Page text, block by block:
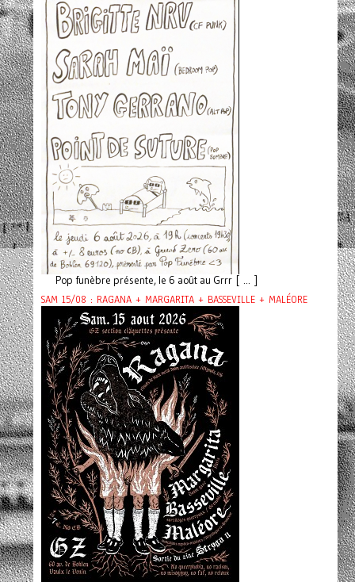
Pop funèbre présente, le 6 août au Grrr [ ... ]
SAM 15/08 : RAGANA + MARGARITA + BASSEVILLE + MALÉORE